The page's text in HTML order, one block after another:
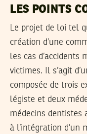
LES POINTS
Le projet de loi tel
création d’une
les cas d’accidents
victimes. Il s’agit
composée de trois
légiste et deux
médecins dentistes
à l’intégration d’un